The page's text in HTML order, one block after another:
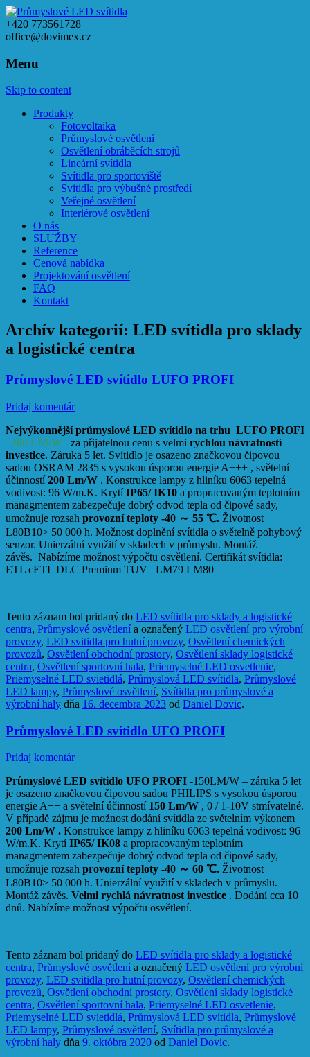
+420 773561728
office@dovimex.cz
Menu
Skip to content
Produkty
Fotovoltaika
Průmyslové osvětlení
Osvětlení obráběcích strojů
Lineární svítidla
Svítidla pro sportoviště
Svitidla pro výbušné prostředí
Veřejné osvětlení
Interiérové osvětlení
O nás
SLUŽBY
Reference
Cenová nabídka
Projektování osvětlení
FAQ
Kontakt
Archív kategorií: LED svítidla pro sklady
a logistické centra
Průmyslové LED svítidlo LUFO PROFI
Pridaj komentár
Nejvýkonnější průmyslové LED svítidlo na trhu LUFO PROFI
–200 LM/W –za přijatelnou cenu s velmi rychlou návratností
investice. Záruka 5 let. Svítidlo je osazeno značkovou čipovou
sadou OSRAM 2835 s vysokou úsporou energie A+++ , světelní
účinností200 Lm/W . Konstrukce lampy z hliníku 6063 tepelná
vodivost: 96 W/m.K. KrytíIP65/ IK10 a propracovaným teplotním
managmentem zabezpečuje dobrý odvod tepla od čipové sady,
umožnuje rozsah provozní teploty -40 ～ 55 ℃. Životnost
L80B10> 50 000 h. Možnost doplnění svítidla o světelně pohybový
senzor. Unierzální využití v skladech v průmyslu. Montáž
závěs. Nabízíme možnost výpočtu osvětlení. Certifikát svítidla:
ETL cETL DLC Premium TUV LM79 LM80
Tento záznam bol pridaný do LED svítidla pro sklady a logistické
centra, Průmyslové osvětlení a označený LED osvětlení pro výrobní
provozy, LED svitidla pro hutní provozy, Osvětlení chemických
provozů, Osvětlení obchodní prostory, Osvětlení sklady logistické
centra, Osvětlení sportovní hala, Priemyselné LED osvetlenie,
Priemyselné LED svietidlá, Průmyslová LED svítidla, Průmyslové
LED lampy, Průmyslové osvětlení, Svítidla pro průmyslové a
výrobní haly dňa 16. decembra 2023 od Daniel Dovic.
Průmyslové LED svítidlo UFO PROFI
Pridaj komentár
Průmyslové LED svítidlo UFO PROFI -150LM/W – záruka 5 let
je osazeno značkovou čipovou sadou PHILIPS s vysokou úsporou
energie A++ a světelní účinností150 Lm/W , 0 / 1-10V stmívatelné.
V případě zájmu je možnost dodání svítidla ze světelním výkonem
200 Lm/W . Konstrukce lampy z hliníku 6063 tepelná vodivost: 96
W/m.K. KrytíIP65/ IK08 a propracovaným teplotním
managmentem zabezpečuje dobrý odvod tepla od čipové sady,
umožnuje rozsah provozní teploty -40 ～ 60 ℃. Životnost
L80B10> 50 000 h. Unierzální využití v skladech v průmyslu.
Montáž závěs. Velmi rychlá návratnost investice . Dodání cca 10
dnů. Nabízíme možnost výpočtu osvětlení.
Tento záznam bol pridaný do LED svítidla pro sklady a logistické
centra, Průmyslové osvětlení a označený LED osvětlení pro výrobní
provozy, LED svitidla pro hutní provozy, Osvětlení chemických
provozů, Osvětlení obchodní prostory, Osvětlení sklady logistické
centra, Osvětlení sportovní hala, Priemyselné LED osvetlenie,
Priemyselné LED svietidlá, Průmyslová LED svítidla, Průmyslové
LED lampy, Průmyslové osvětlení, Svítidla pro průmyslové a
výrobní haly dňa 9. októbra 2020 od Daniel Dovic.